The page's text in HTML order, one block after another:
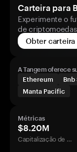
Carteira para
Experimente o
de
Obter carteira
A Tangem oferece
Ethereum
Bnb
Manta Pacific
Métricas
$8.20M
Capitalização de mercado